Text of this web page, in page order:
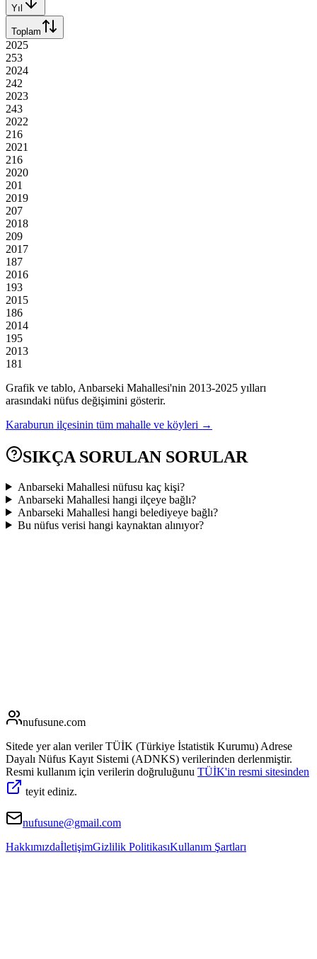
Yıl
Toplam
2025
253
2024
242
2023
243
2022
216
2021
216
2020
201
2019
207
2018
209
2017
187
2016
193
2015
186
2014
195
2013
181
Grafik ve tablo, Anbarseki Mahallesi'nin 2013-2025 yılları
arasındaki nüfus değişimini gösterir.
Karaburun ilçesinin tüm mahalle ve köyleri →
SIKÇA SORULAN SORULAR
Anbarseki Mahallesi nüfusu kaç kişi?
Anbarseki Mahallesi hangi ilçeye bağlı?
Anbarseki Mahallesi hangi belediyeye bağlı?
Bu nüfus verisi hangi kaynaktan alınıyor?
nufusune.com
Sitede yer alan veriler TÜİK (Türkiye İstatistik Kurumu) Adrese
Dayalı Nüfus Kayıt Sistemi (ADNKS) verilerinden derlenmiştir.
Resmi kullanım için verilerin doğruluğunu TÜİK'in resmi sitesinden
teyit ediniz.
nufusune@gmail.com
HakkımızdaİletişimGizlilik PolitikasıKullanım Şartları